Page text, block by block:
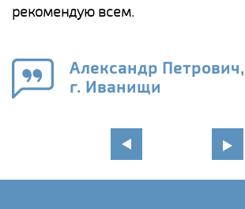
рекомендую всем.
Александр Петрович,
г. Иванищи